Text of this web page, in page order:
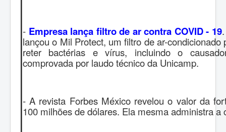
- Empresa lança filtro de ar contra COVID - 19
lançou o Mil Protect, um filtro de ar-
reter bactérias e vírus, incluindo o
comprovada por laudo técnico da Unicamp.
- A revista Forbes México revelou o valor da
100 milhões de dólares. Ela mesma administra a